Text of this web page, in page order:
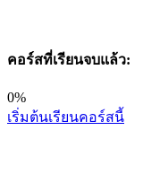
คอร์สที่เรียนจบแล้ว:
0%
เริ่มต้นเรียนคอร์สนี้